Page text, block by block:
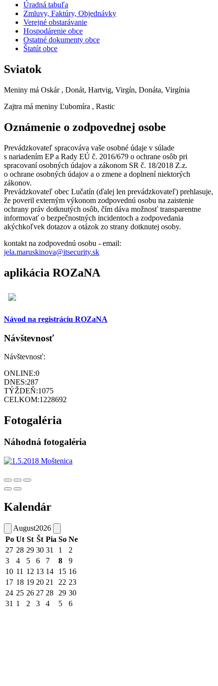
Úradná tabuľa
Zmluvy, Faktúry, Objednávky
Verejné obstarávanie
Hospodárenie obce
Ostatné dokumenty obce
Štatút obce
Sviatok
Meniny má Oskár , Donát, Hartvig, Virgín, Donáta, Virgínia
Zajtra má meniny Ľubomíra , Rastic
Oznámenie o zodpovednej osobe
Prevádzkovateľ spracováva vaše osobné údaje v súlade
s nariadením EP a Rady EÚ č. 2016/679 o ochrane osôb pri
spracovaní osobných údajov a zákonom SR č. 18/2018 Z.z.
o ochrane osobných údajov a o zmene a doplnení niektorých
zákonov.
Prevádzkovateľ obec Lučatín (ďalej len prevádzkovateľ) prehlasuje,
že poveril externým výkonom zodpovednú osobu na zaistenie
ochrany práv dotknutých osôb, čím dáva možnosť transparentne
informovať o bezpečnostných incidentoch a zodpovedania
akýchkoľvek dotazov a otázok zo strany dotknutej osoby.
kontakt na zodpovednú osobu - email:
jela.maruskinova@itsecurity.sk
aplikácia ROZaNA
Návod na registráciu ROZaNA
Návštevnosť
Návštevnosť:
ONLINE:0
DNES:287
TÝŽDEŇ:1075
CELKOM:1228692
Fotogaléria
Náhodná fotogaléria
Kalendár
August2026
Po Ut St Št Pia So Ne
27 28 29 30 31 1
2
3
4 5 6 7 8
9
10 11 12 13 14 15 16
17 18 19 20 21 22 23
24 25 26 27 28 29 30
31 1 2 3 4 5 6